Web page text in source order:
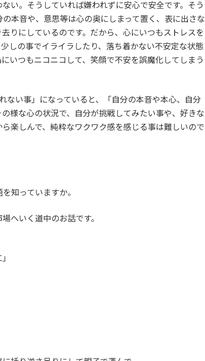
い。そうしていれば嫌われずに安心で安全です。そう
本音や、意思等は心の奥にしまって置く、表に出さな
りにしているのです。だから、心にいつもストレスを
しの事でイライラしたり、落ち着かない不安定な状態
いつもニコニコして、笑顔で不安を誤魔化してしまう
ない事」になっていると、「自分の本音や本心、自分
様な心の状況で、自分が挑戦してみたい事や、好きな
楽しんで、純粋なワクワク感を感じる事は難しいので
知っていますか。
へいく道中のお話です。